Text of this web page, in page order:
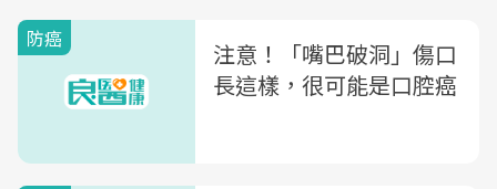
防癌
注意！「嘴巴破洞」傷口
長這樣，很可能是口腔癌